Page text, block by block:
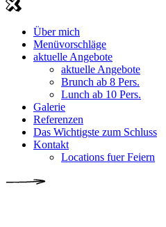
Über mich
Menüvorschläge
aktuelle Angebote
aktuelle Angebote
Brunch ab 8 Pers.
Lunch ab 10 Pers.
Galerie
Referenzen
Das Wichtigste zum Schluss
Kontakt
Locations fuer Feiern